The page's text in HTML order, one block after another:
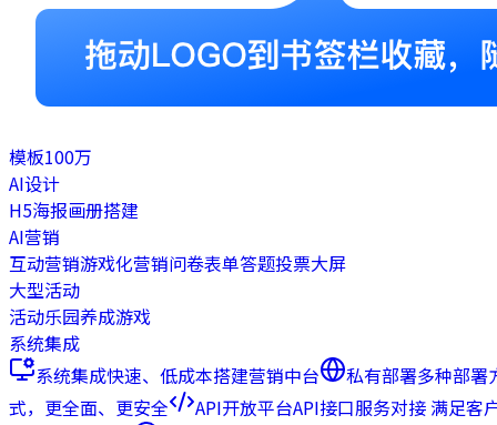
模板100万
AI设计
H5海报画册搭建
AI营销
互动营销游戏化营销问卷表单答题投票大屏
大型活动
活动乐园养成游戏
系统集成
系统集成快速、低成本搭建营销中台 私有部署多种部署
式，更全面、更安全
API开放平台API接口服务对接 满足客